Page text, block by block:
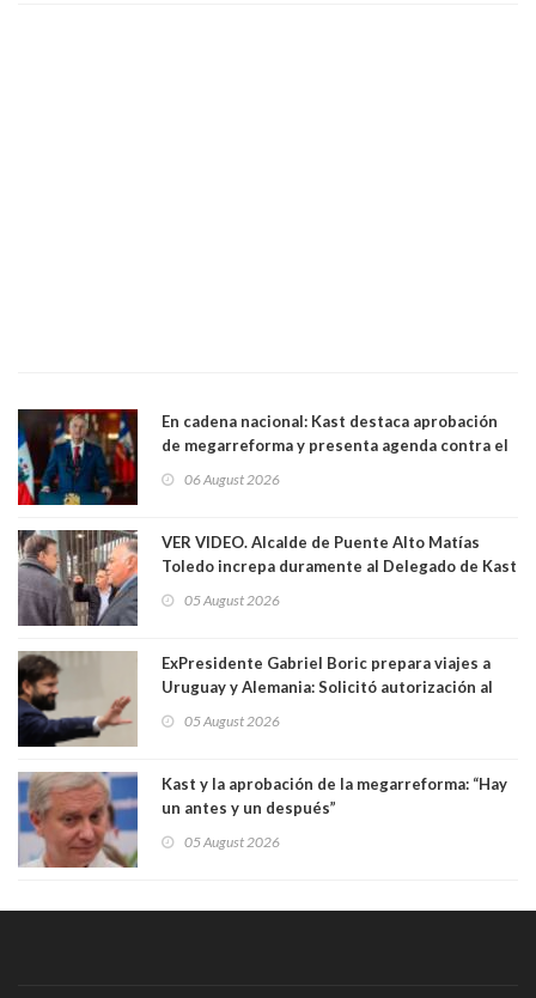
En cadena nacional: Kast destaca aprobación
de megarreforma y presenta agenda contra el
06 August 2026
VER VIDEO. Alcalde de Puente Alto Matías
Toledo increpa duramente al Delegado de Kast
delegado nuevamente arrancando"
05 August 2026
ExPresidente Gabriel Boric prepara viajes a
Uruguay y Alemania: Solicitó autorización al
05 August 2026
Kast y la aprobación de la megarreforma: “Hay
un antes y un después”
05 August 2026